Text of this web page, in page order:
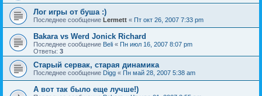
Лог игры от буша :)
Последнее сообщение Lermett « Пт окт 26, 2007 7:33 pm
Bakara vs Werd Jonick Richard
Последнее сообщение Beli « Пн июл 16, 2007 8:07 pm
Ответы: 3
Старый сервак, старая динамика
Последнее сообщение Digg « Пн май 28, 2007 5:38 am
А вот так было еще лучше!)